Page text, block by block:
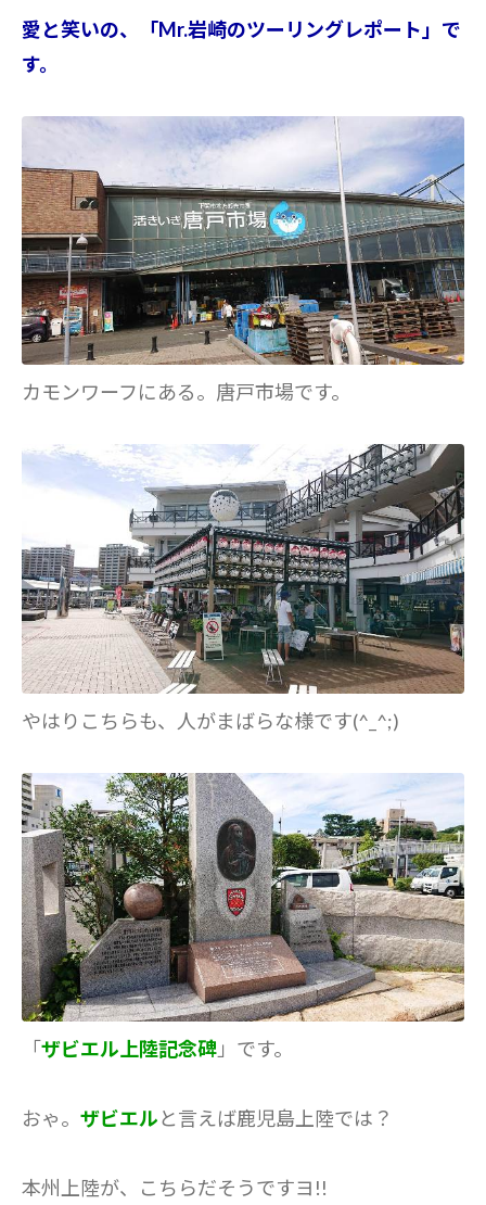
愛と笑いの、「Mr.岩崎のツーリングレポート」で
す。
カモンワーフにある。唐戸市場です。
やはりこちらも、人がまばらな様です(^_^;)
「ザビエル上陸記念碑 」です。
おゃ。 ザビエルと言えば鹿児島上陸では？
本州上陸が、こちらだそうですヨ!!